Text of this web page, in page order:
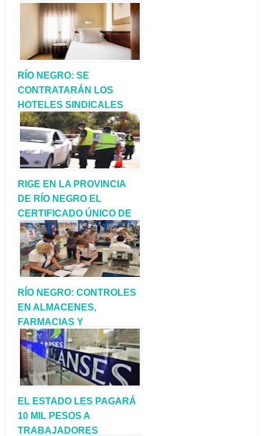
RÍO NEGRO: SE
CONTRATARÁN LOS
HOTELES SINDICALES
PARA CONTAR CON MÁS
CAMAS
RIGE EN LA PROVINCIA
DE RÍO NEGRO EL
CERTIFICADO ÚNICO DE
CIRCULACIÓN
RÍO NEGRO: CONTROLES
EN ALMACENES,
FARMACIAS Y
SUPERMERCADOS PARA
EVITAR ABUSOS DE
PRECIOS
EL ESTADO LES PAGARÁ
10 MIL PESOS A
TRABAJADORES